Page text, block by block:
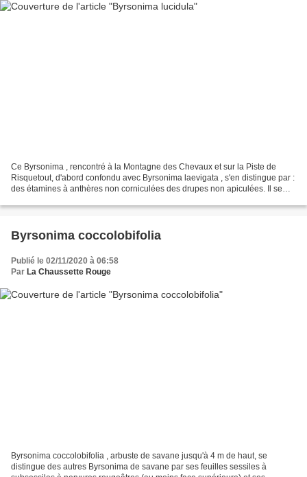
Ce Byrsonima , rencontré à la Montagne des Chevaux et sur la Piste de
Risquetout, d'abord confondu avec Byrsonima laevigata , s'en distingue par :
des étamines à anthères non corniculées des drupes non apiculées. Il se
Byrsonima coccolobifolia
Publié le 02/11/2020 à 06:58
Par La Chaussette Rouge
Byrsonima coccolobifolia , arbuste de savane jusqu'à 4 m de haut, se
distingue des autres Byrsonima de savane par ses feuilles sessiles à